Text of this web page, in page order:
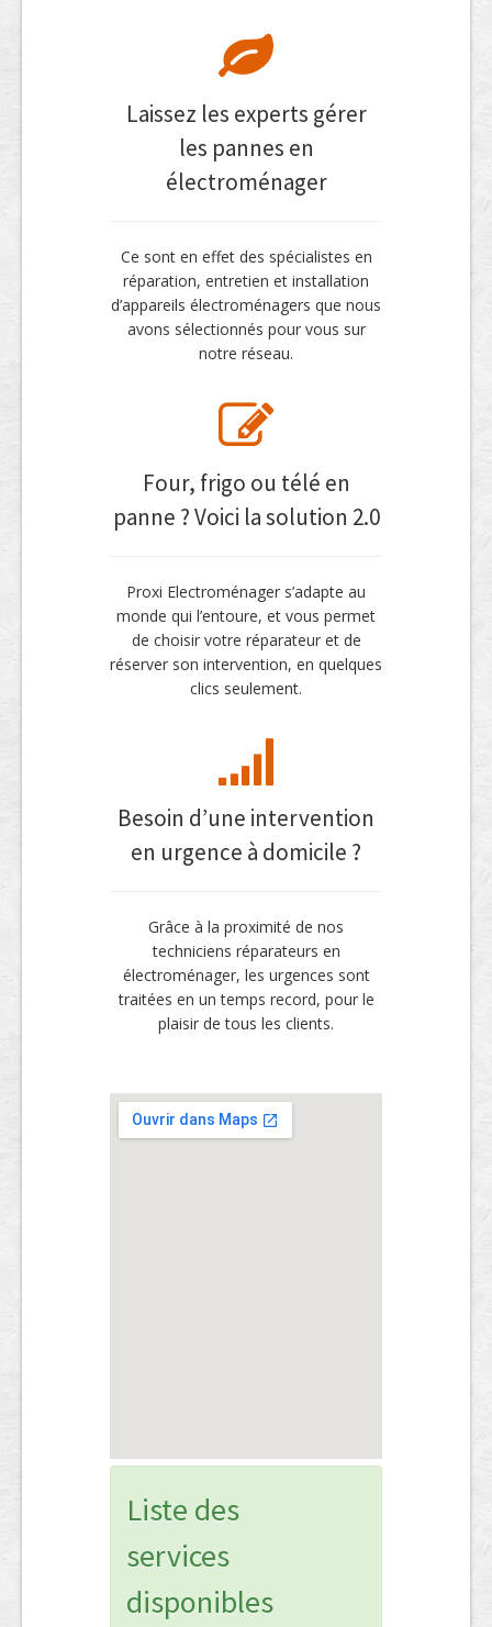
Laissez les experts gérer
les pannes en
électroménager
Ce sont en effet des spécialistes en
réparation, entretien et installation
d’appareils électroménagers que nous
avons sélectionnés pour vous sur
notre réseau.
Four, frigo ou télé en
panne ? Voici la solution 2.0
Proxi Electroménager s’adapte au
monde qui l’entoure, et vous permet
de choisir votre réparateur et de
réserver son intervention, en quelques
clics seulement.
Besoin d’une intervention
en urgence à domicile ?
Grâce à la proximité de nos
techniciens réparateurs en
électroménager, les urgences sont
traitées en un temps record, pour le
plaisir de tous les clients.
Liste des
services
disponibles